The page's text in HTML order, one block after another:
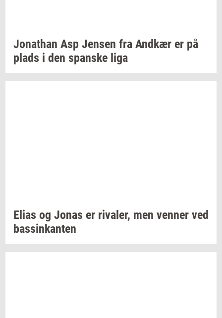
Jo­nat­han Asp Jen­sen fra And­kær er på
plads i den span­ske liga
Elias og Jonas er ri­va­ler, men ven­ner ved
bas­sinkan­ten